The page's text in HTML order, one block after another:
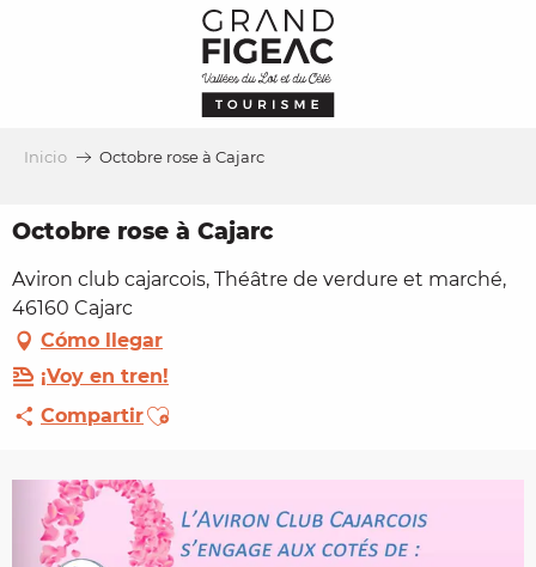
Inicio Octobre rose à Cajarc
Octobre rose à Cajarc
Aviron club cajarcois, Théâtre de verdure et marché,
46160 Cajarc
Cómo llegar
¡Voy en tren!
CompartirAjouter aux favoris